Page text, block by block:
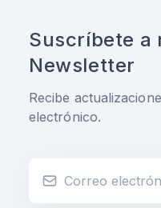
Suscríbete a
Newsletter
Recibe
electrónico.